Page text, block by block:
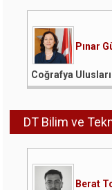
Pınar
Coğrafya
DT Bilim ve
Berat